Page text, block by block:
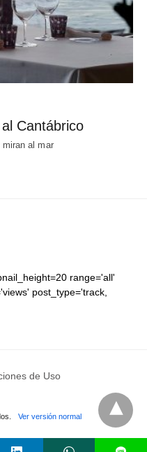
Cantábrico
al mar
range='all'
post_type='track,
de Uso
Ver versión normal